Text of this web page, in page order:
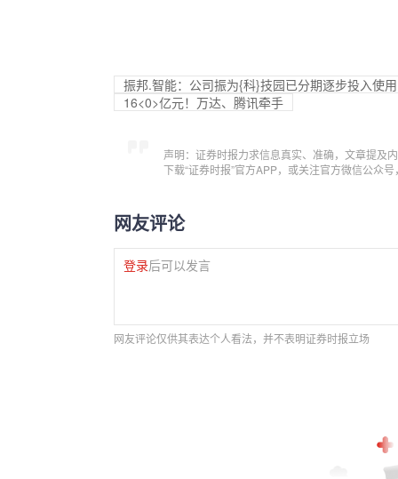
振邦.智能：公司振为{科}技园已分期逐步投入使用
16<0>亿元！万达、腾讯牵手
声明：证券时报力求信息真实、准确，文章提及
下载“证券时报”官方APP，或关注官方微信公众
网友评论
登录后可以发言
网友评论仅供其表达个人看法，并不表明证券时报立场